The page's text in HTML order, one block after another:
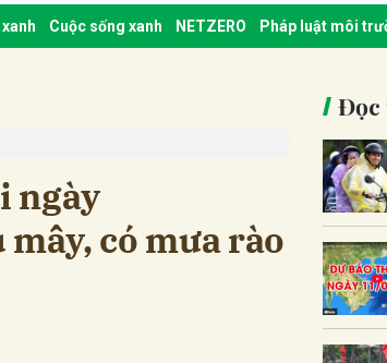
Cuộc sống xanh NETZERO Pháp luật môi
ngày
có mưa rào
Đọc